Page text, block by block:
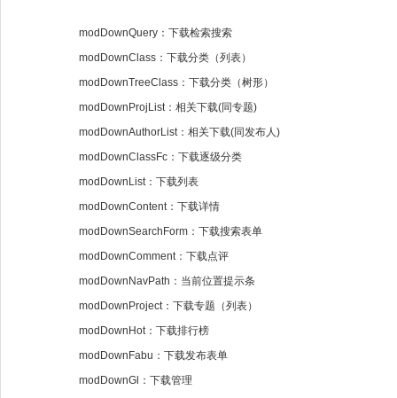
modDownQuery：下载检索搜索
modDownClass：下载分类（列表）
modDownTreeClass：下载分类（树形）
modDownProjList：相关下载(同专题)
modDownAuthorList：相关下载(同发布人)
modDownClassFc：下载逐级分类
modDownList：下载列表
modDownContent：下载详情
modDownSearchForm：下载搜索表单
modDownComment：下载点评
modDownNavPath：当前位置提示条
modDownProject：下载专题（列表）
modDownHot：下载排行榜
modDownFabu：下载发布表单
modDownGl：下载管理